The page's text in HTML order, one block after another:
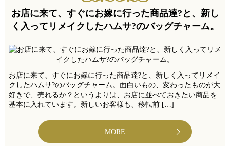
お店に来て、すぐにお嫁に行った商品達?と、新し
く入ってリメイクしたハムサ?のバッグチャーム。
お店に来て、すぐにお嫁に行った商品達?と、新しく入ってリメイ
クしたハムサ?のバッグチャーム。面白いもの、変わったものが大
好きで、売れるか？というよりは、お店に並べておきたい商品を
基本に入れています。新しいお客様も、移転前 […]
MORE